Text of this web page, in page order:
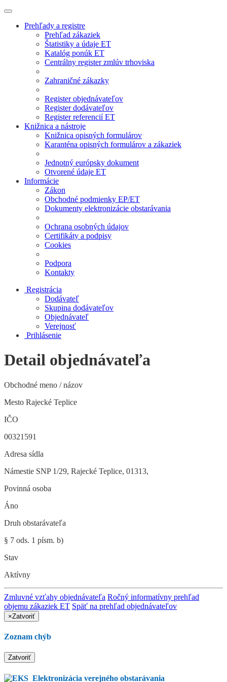
Prehľady a registre
Prehľad zákaziek
Štatistiky a údaje ET
Katalóg ponúk ET
Centrálny register zmlúv trhoviska
Zahraničné zákazky
Register objednávateľov
Register dodávateľov
Register referencií ET
Knižnica a nástroje
Knižnica opisných formulárov
Karanténa opisných formulárov a zákaziek
Jednotný európsky dokument
Otvorené údaje ET
Informácie
Zákon
Obchodné podmienky EP/ET
Dokumenty elektronizácie obstarávania
Ochrana osobných údajov
Certifikáty a podpisy
Cookies
Podpora
Kontakty
Registrácia
Dodávateľ
Skupina dodávateľov
Objednávateľ
Verejnosť
Prihlásenie
Detail objednávateľa
Obchodné meno / názov
Mesto Rajecké Teplice
IČO
00321591
Adresa sídla
Námestie SNP 1/29, Rajecké Teplice, 01313,
Povinná osoba
Áno
Druh obstarávateľa
§ 7 ods. 1 písm. b)
Stav
Aktívny
Zmluvné vzťahy objednávateľa Ročný informatívny prehľad
objemu zákaziek ET Späť na prehľad objednávateľov
×Zatvoriť
Zoznam chýb
Zatvoriť
Elektronizácia verejného obstarávania